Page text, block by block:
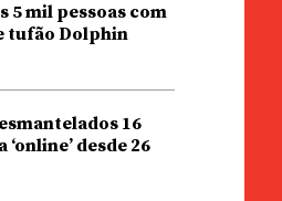
5 mil pessoas com
tufão Dolphin
16
desde 26